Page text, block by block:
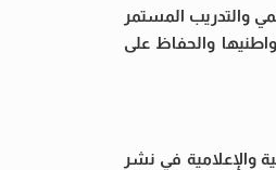
والتدريب المستمر
والحفاظ على
والإعلامية في نشر